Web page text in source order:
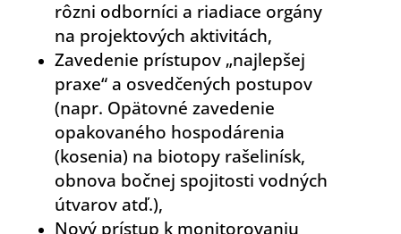
rôzni odborníci a riadiace orgány
na projektových aktivitách,
Zavedenie prístupov „najlepšej
praxe“ a osvedčených postupov
(napr. Opätovné zavedenie
opakovaného hospodárenia
(kosenia) na biotopy rašelinísk,
obnova bočnej spojitosti vodných
útvarov atď.),
Nový prístup k monitorovaniu